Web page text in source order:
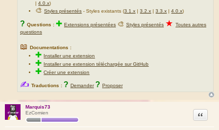
|4.0.x)
🎨Styles présentés - Styles existants (3.1.x |3.2.x |3.3.x |4.0.x)
? Questions : ✚ Extensions présentées 🎨 Styles présentés ★ Toutes autres
questions
📖 Documentations :
✚ Installer une extension
✚ Installer une extension téléchargée sur GitHub
✚Créer une extension
✍ Traductions : ? Demander ? Proposer
Marquis73
EzComien
Citation